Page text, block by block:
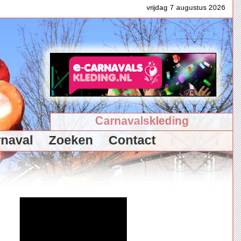
vrijdag 7 augustus 2026
Carnavalskleding
Zoeken Contact